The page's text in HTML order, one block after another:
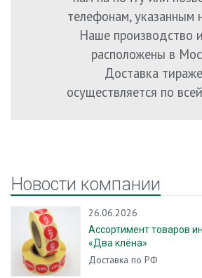
телефонам, указанным
Наше производство
расположены в
Доставка
осуществляется по
Новости компании
26.06.2026
Ассортимент товаров
«Два клёна»
Доставка по РФ